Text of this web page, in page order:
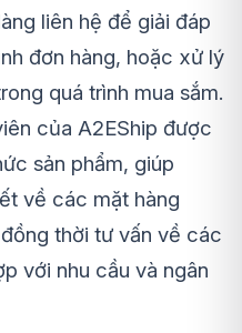
liên hệ để giải đáp
đơn hàng, hoặc xử lý
quá trình mua sắm.
của A2EShip được
sản phẩm, giúp
về các mặt hàng
thời tư vấn về các
với nhu cầu và ngân